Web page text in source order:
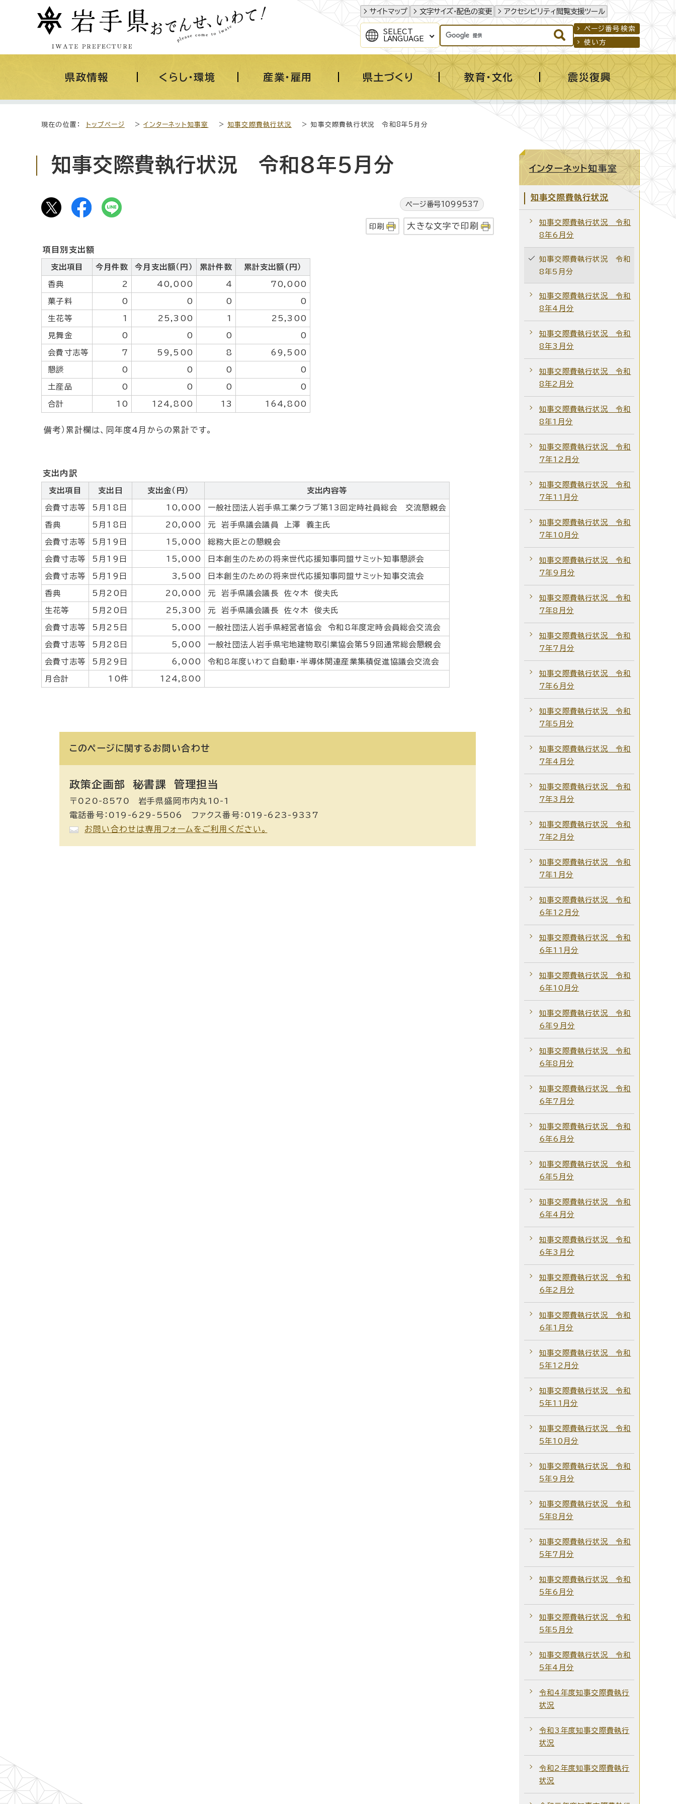
サイトマップ 文字サイズ・配色の変更 アクセシビリティ閲覧支援ツール
SELECT
LANGUAGE
ページ番号検索
使い方
県政情報 くらし・環境 産業・雇用 県土づくり 教育・文化 震災復興
現在の位置： トップページ >インターネット知事室 >知事交際費執行状況 > 知事交際費執行状況 令和8年5月分
知事交際費執行状況 令和8年5月分
ページ番号1099537
印刷 大きな文字で印刷
項目別支出額
支出項目 今月件数 今月支出額（円） 累計件数 累計支出額(円）
香典 2 40,000 4 70,000
菓子料 0 0 0 0
生花等 1 25,300 1 25,300
見舞金 0 0 0 0
会費寸志等 7 59,500 8 69,500
懇談 0 0 0 0
土産品 0 0 0 0
合計 10 124,800 13 164,800
備考）累計欄は、同年度4月からの累計です。
支出内訳
支出項目 支出日 支出金（円） 支出内容等
会費寸志等 5月18日 10,000 一般社団法人岩手県工業クラブ第13回定時社員総会 交流懇親会
香典 5月18日 20,000 元 岩手県議会議員 上澤 義主氏
会費寸志等 5月19日 15,000 総務大臣との懇親会
会費寸志等 5月19日 15,000 日本創生のための将来世代応援知事同盟サミット知事懇談会
会費寸志等 5月19日 3,500 日本創生のための将来世代応援知事同盟サミット知事交流会
香典 5月20日 20,000 元 岩手県議会議長 佐々木 俊夫氏
生花等 5月20日 25,300 元 岩手県議会議長 佐々木 俊夫氏
会費寸志等 5月25日 5,000 一般社団法人岩手県経営者協会 令和8年度定時会員総会交流会
会費寸志等 5月28日 5,000 一般社団法人岩手県宅地建物取引業協会第59回通常総会懇親会
会費寸志等 5月29日 6,000 令和8年度いわて自動車・半導体関連産業集積促進協議会交流会
月合計 10件 124,800
このページに関する お問い合わせ
政策企画部 秘書課 管理担当
〒020-8570 岩手県盛岡市内丸10-1
電話番号：019-629-5506 ファクス番号：019-623-9337
お問い合わせは専用フォームをご利用ください。
インターネット知事室
知事交際費執行状況
知事交際費執行状況 令和
8年6月分
知事交際費執行状況 令和
8年5月分
知事交際費執行状況 令和
8年4月分
知事交際費執行状況 令和
8年3月分
知事交際費執行状況 令和
8年2月分
知事交際費執行状況 令和
8年1月分
知事交際費執行状況 令和
7年12月分
知事交際費執行状況 令和
7年11月分
知事交際費執行状況 令和
7年10月分
知事交際費執行状況 令和
7年9月分
知事交際費執行状況 令和
7年8月分
知事交際費執行状況 令和
7年7月分
知事交際費執行状況 令和
7年6月分
知事交際費執行状況 令和
7年5月分
知事交際費執行状況 令和
7年4月分
知事交際費執行状況 令和
7年3月分
知事交際費執行状況 令和
7年2月分
知事交際費執行状況 令和
7年1月分
知事交際費執行状況 令和
6年12月分
知事交際費執行状況 令和
6年11月分
知事交際費執行状況 令和
6年10月分
知事交際費執行状況 令和
6年9月分
知事交際費執行状況 令和
6年8月分
知事交際費執行状況 令和
6年7月分
知事交際費執行状況 令和
6年6月分
知事交際費執行状況 令和
6年5月分
知事交際費執行状況 令和
6年4月分
知事交際費執行状況 令和
6年3月分
知事交際費執行状況 令和
6年2月分
知事交際費執行状況 令和
6年1月分
知事交際費執行状況 令和
5年12月分
知事交際費執行状況 令和
5年11月分
知事交際費執行状況 令和
5年10月分
知事交際費執行状況 令和
5年9月分
知事交際費執行状況 令和
5年8月分
知事交際費執行状況 令和
5年7月分
知事交際費執行状況 令和
5年6月分
知事交際費執行状況 令和
5年5月分
知事交際費執行状況 令和
5年4月分
令和4年度知事交際費執行
状況
令和3年度知事交際費執行
状況
令和2年度知事交際費執行
状況